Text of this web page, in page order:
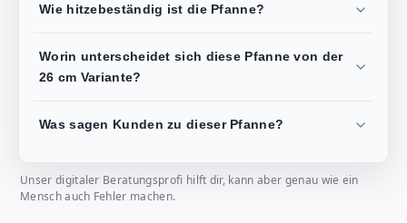
Wie hitzebeständig ist die Pfanne?
Worin unterscheidet sich diese Pfanne von der
26 cm Variante?
Was sagen Kunden zu dieser Pfanne?
Unser digitaler Beratungsprofi hilft dir, kann aber genau wie ein
Mensch auch Fehler machen.